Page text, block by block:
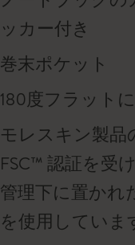
ッカー付き
巻末ポケット
180度フラット
モレスキン製品
FSC™ 認証を受
管理下に置かれ
を使用していま